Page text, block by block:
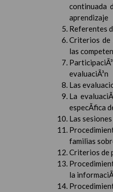
continuada
aprendizaje
Referentes
Criterios de
las
evaluaciÃ³n
Las
La
especÃ­fica
Las
familias
Criterios de
la